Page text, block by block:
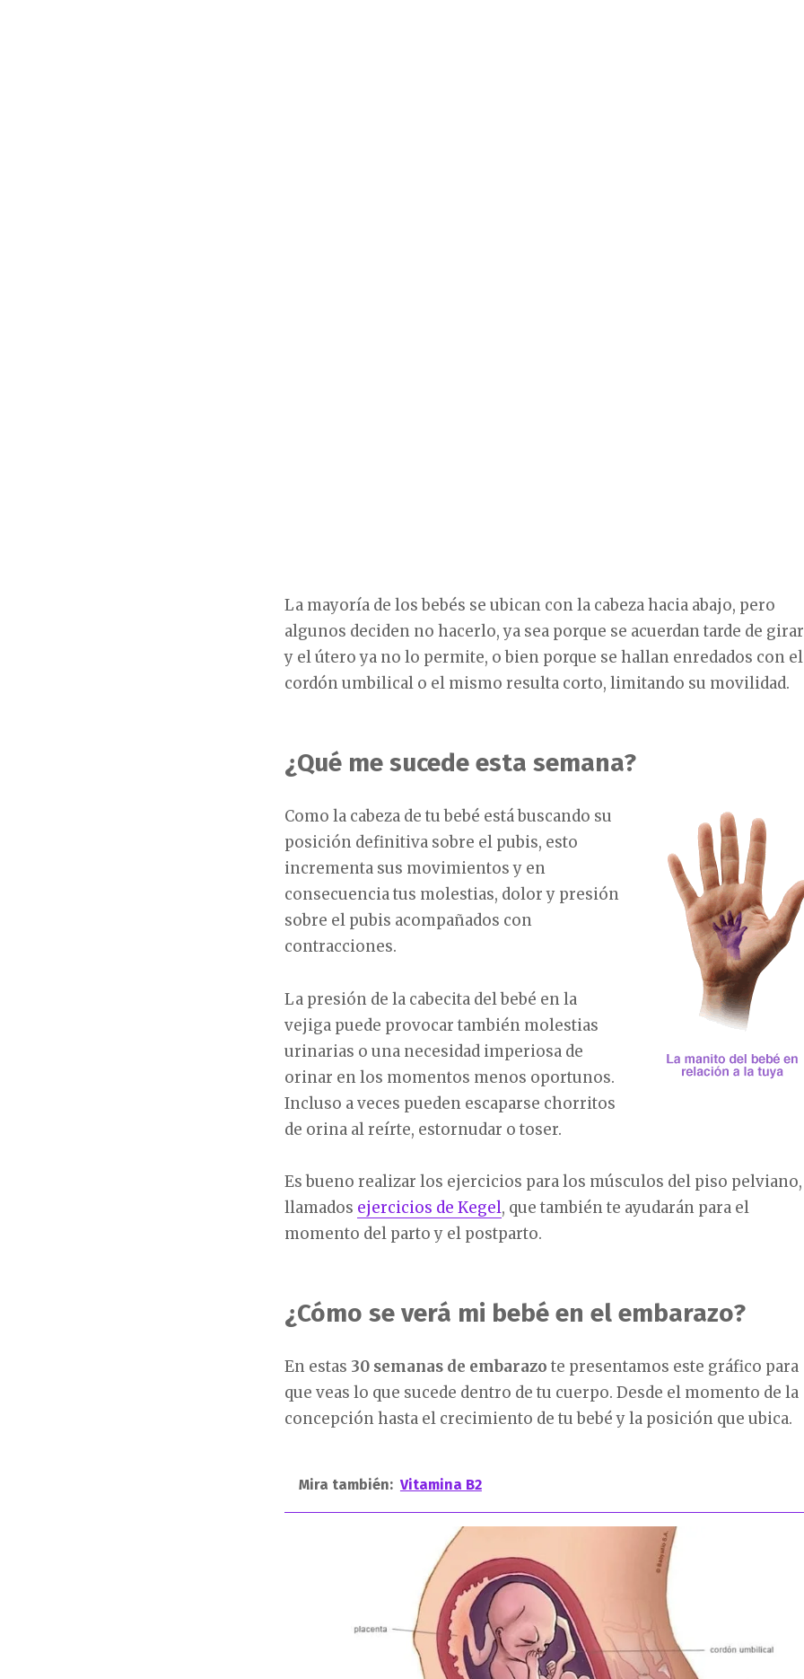
La mayoría de los bebés se ubican con la cabeza hacia abajo, pero
algunos deciden no hacerlo, ya sea porque se acuerdan tarde de girar
y el útero ya no lo permite, o bien porque se hallan enredados con el
cordón umbilical o el mismo resulta corto, limitando su movilidad.
¿Qué me sucede esta semana?
Como la cabeza de tu bebé está buscando su
posición definitiva sobre el pubis, esto
incrementa sus movimientos y en
consecuencia tus molestias, dolor y presión
sobre el pubis acompañados con
contracciones.
La presión de la cabecita del bebé en la
vejiga puede provocar también molestias
urinarias o una necesidad imperiosa de
orinar en los momentos menos oportunos.
Incluso a veces pueden escaparse chorritos
de orina al reírte, estornudar o toser.
Es bueno realizar los ejercicios para los músculos del piso pelviano,
llamados ejercicios de Kegel, que también te ayudarán para el
momento del parto y el postparto.
¿Cómo se verá mi bebé en el embarazo?
En estas 30 semanas de embarazo te presentamos este gráfico para
que veas lo que sucede dentro de tu cuerpo. Desde el momento de la
concepción hasta el crecimiento de tu bebé y la posición que ubica.
Mira también: Vitamina B2